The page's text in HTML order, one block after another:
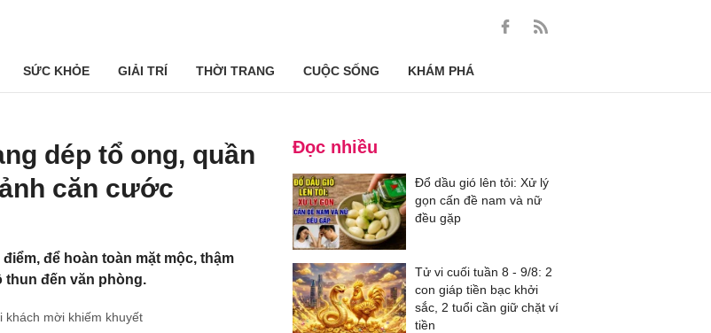
SỨC KHỎE GIẢI TRÍ THỜI TRANG CUỘC SỐNG KHÁM PHÁ
dép tổ ong, quần
căn cước
để hoàn toàn mặt mộc, thậm
thun đến văn phòng.
khách mời khiếm khuyết
Đọc nhiều
Đổ dầu gió lên tỏi: Xử lý
gọn cấn đề nam và nữ
đều gặp
Tử vi cuối tuần 8 - 9/8: 2
con giáp tiền bạc khởi
sắc, 2 tuổi cần giữ chặt ví
tiền